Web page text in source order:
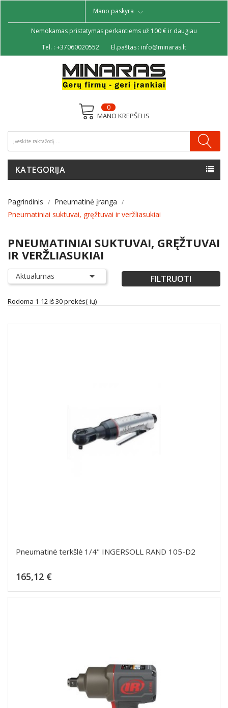
Mano paskyra
Nemokamas pristatymas perkantiems už 100 € ir daugiau
Tel. : +37060020552 El.paštas : info@minaras.lt
MANO KREPŠELIS
0
KATEGORIJA
Pagrindinis
Pneumatinė įranga
Pneumatiniai suktuvai, gręžtuvai ir veržliasukiai
PNEUMATINIAI SUKTUVAI, GRĘŽTUVAI
IR VERŽLIASUKIAI
Aktualumas  FILTRUOTI
Rodoma 1-12 iš 30 prekės(-ių)
Pneumatinė terkšlė 1/4" INGERSOLL RAND 105-D2
165,12 €